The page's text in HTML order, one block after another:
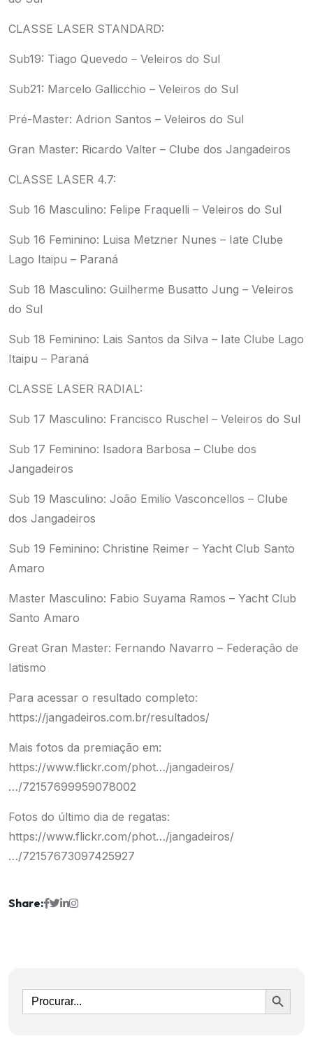
CLASSE LASER STANDARD:
Sub19: Tiago Quevedo – Veleiros do Sul
Sub21: Marcelo Gallicchio – Veleiros do Sul
Pré-Master: Adrion Santos – Veleiros do Sul
Gran Master: Ricardo Valter – Clube dos Jangadeiros
CLASSE LASER 4.7:
Sub 16 Masculino: Felipe Fraquelli – Veleiros do Sul
Sub 16 Feminino: Luisa Metzner Nunes – Iate Clube
Lago Itaipu – Paraná
Sub 18 Masculino: Guilherme Busatto Jung – Veleiros
do Sul
Sub 18 Feminino: Lais Santos da Silva – Iate Clube Lago
Itaipu – Paraná
CLASSE LASER RADIAL:
Sub 17 Masculino: Francisco Ruschel – Veleiros do Sul
Sub 17 Feminino: Isadora Barbosa – Clube dos
Jangadeiros
Sub 19 Masculino: João Emilio Vasconcellos – Clube
dos Jangadeiros
Sub 19 Feminino: Christine Reimer – Yacht Club Santo
Amaro
Master Masculino: Fabio Suyama Ramos – Yacht Club
Santo Amaro
Great Gran Master: Fernando Navarro – Federação de
Iatismo
Para acessar o resultado completo:
https://jangadeiros.com.br/resultados/
Mais fotos da premiação em:
https://www.flickr.com/phot…/jangadeiros/
…/72157699959078002
Fotos do último dia de regatas:
https://www.flickr.com/phot…/jangadeiros/
…/72157673097425927
Share:
Ir